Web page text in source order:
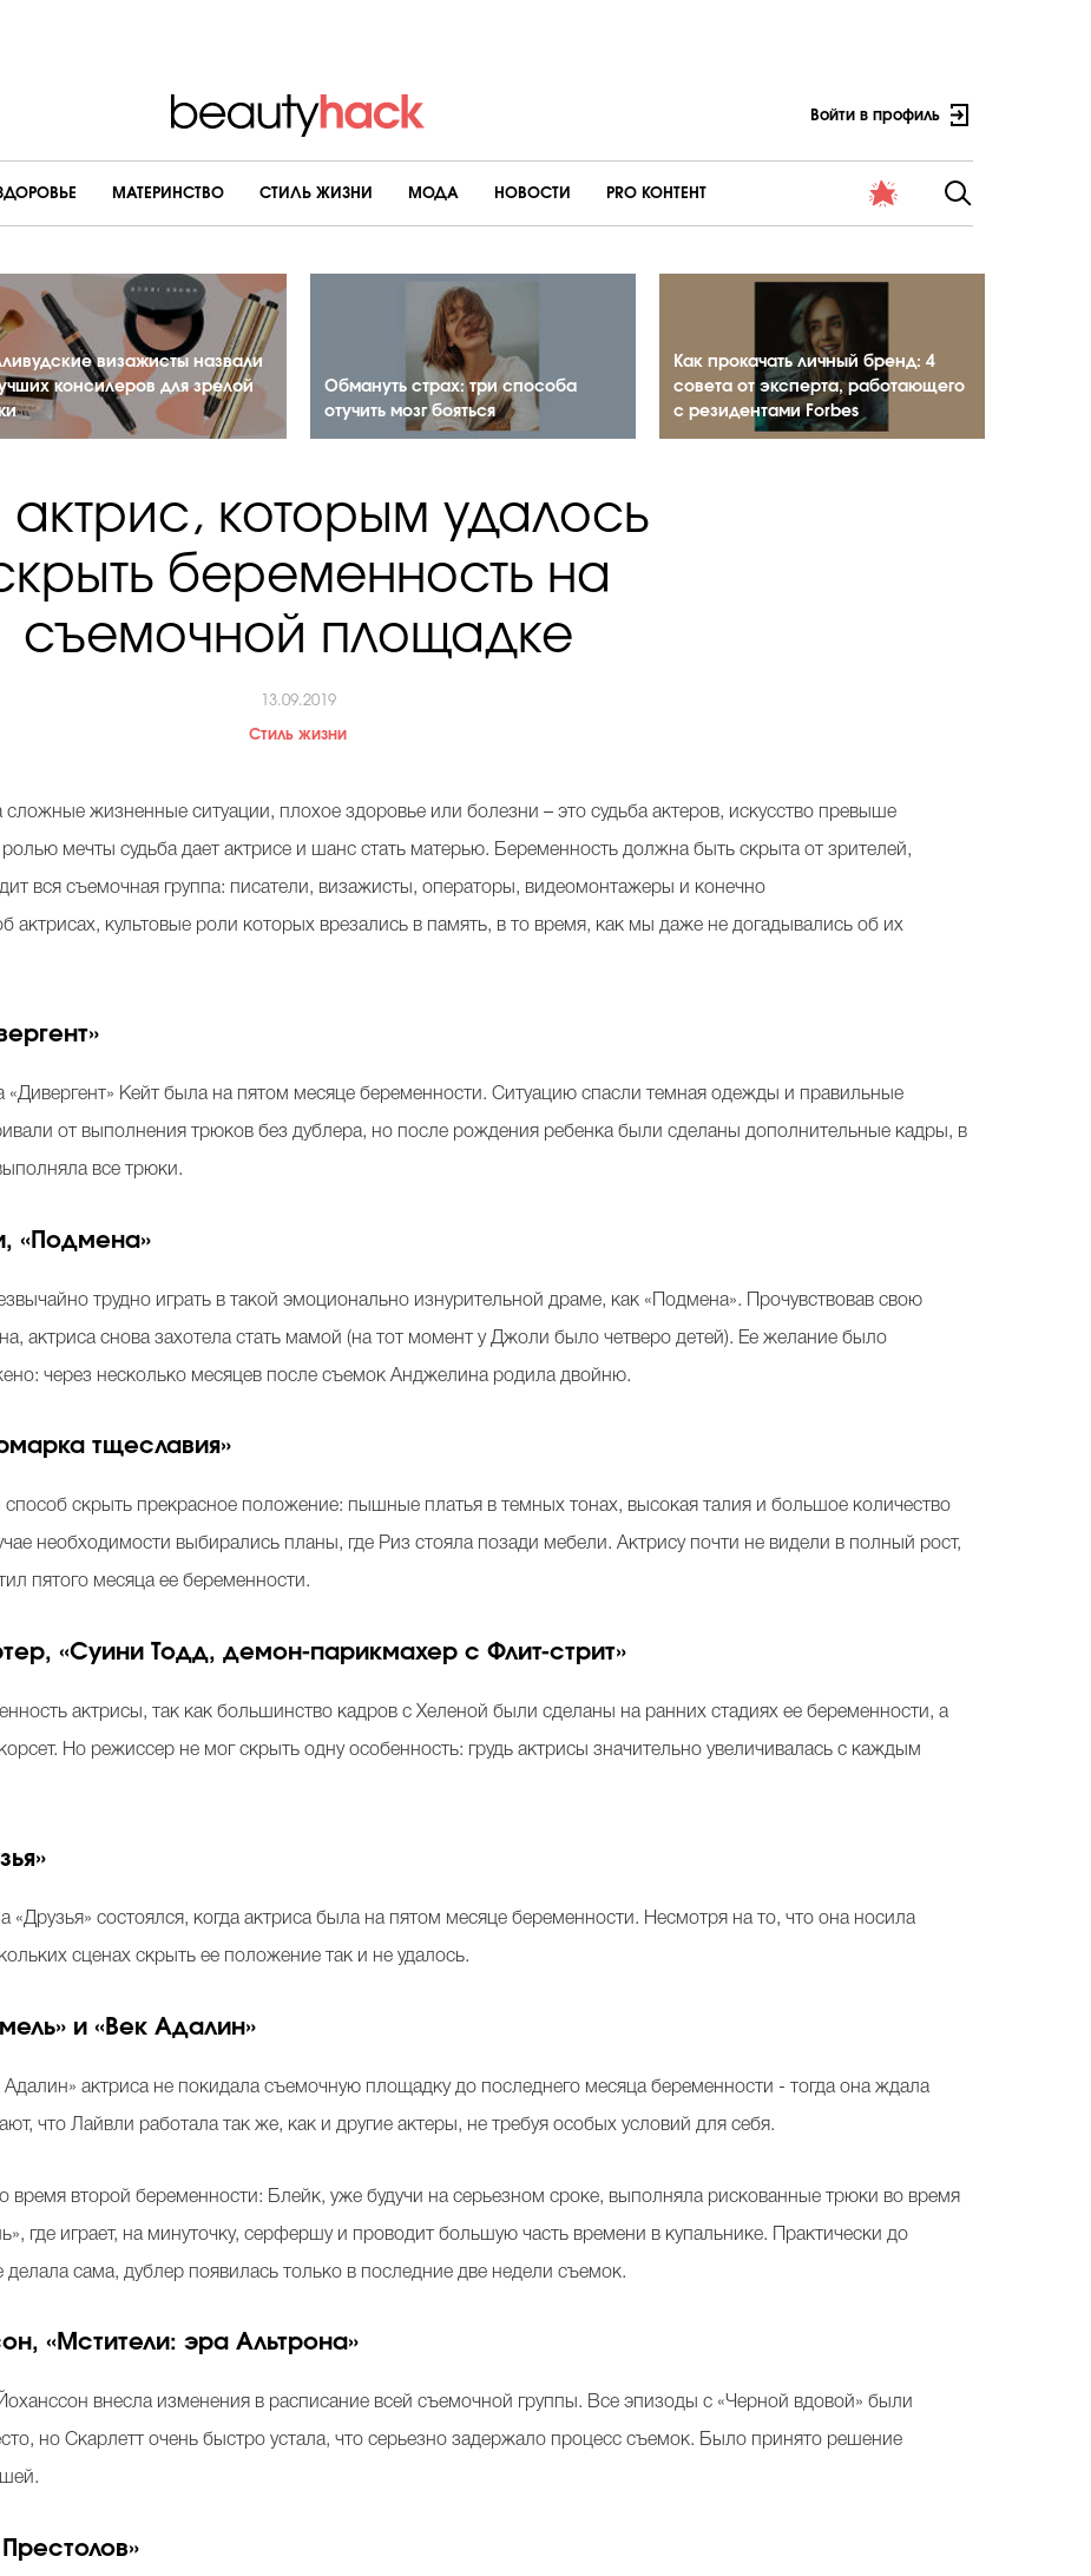
Войти в профиль
МАТЕРИНСТВО CТИЛЬ ЖИЗНИ МОДА НОВОСТИ PRO КОНТЕНТ
визажисты назвали
консилеров для зрелой
Обмануть страх: три способа
отучить мозг бояться
Как прокачать личный бренд: 4
совета от эксперта, работающего
с резидентами Forbes
актрис, которым удалось
беременность на
съемочной площадке
13.09.2019
Стиль жизни
сложные жизненные ситуации, плохое здоровье или болезни – это судьба актеров, искусство превыше
мечты судьба дает актрисе и шанс стать матерью. Беременность должна быть скрыта от зрителей,
вся съемочная группа: писатели, визажисты, операторы, видеомонтажеры и конечно
актрисах, культовые роли которых врезались в память, в то время, как мы даже не догадывались об их
Кейт была на пятом месяце беременности. Ситуацию спасли темная одежды и правильные
от выполнения трюков без дублера, но после рождения ребенка были сделаны дополнительные кадры, в
все трюки.
«Подмена»
трудно играть в такой эмоционально изнурительной драме, как «Подмена». Прочувствовав свою
актриса снова захотела стать мамой (на тот момент у Джоли было четверо детей). Ее желание было
через несколько месяцев после съемок Анджелина родила двойню.
тщеславия»
скрыть прекрасное положение: пышные платья в темных тонах, высокая талия и большое количество
необходимости выбирались планы, где Риз стояла позади мебели. Актрису почти не видели в полный рост,
пятого месяца ее беременности.
«Суини Тодд, демон-парикмахер с Флит-стрит»
актрисы, так как большинство кадров с Хеленой были сделаны на ранних стадиях ее беременности, а
Но режиссер не мог скрыть одну особенность: грудь актрисы значительно увеличивалась с каждым
«Друзья» состоялся, когда актриса была на пятом месяце беременности. Несмотря на то, что она носила
сценах скрыть ее положение так и не удалось.
и «Век Адалин»
актриса не покидала съемочную площадку до последнего месяца беременности - тогда она ждала
что Лайвли работала так же, как и другие актеры, не требуя особых условий для себя.
время второй беременности: Блейк, уже будучи на серьезном сроке, выполняла рискованные трюки во время
где играет, на минуточку, серфершу и проводит большую часть времени в купальнике. Практически до
делала сама, дублер появилась только в последние две недели съемок.
«Мстители: эра Альтрона»
внесла изменения в расписание всей съемочной группы. Все эпизоды с «Черной вдовой» были
но Скарлетт очень быстро устала, что серьезно задержало процесс съемок. Было принято решение